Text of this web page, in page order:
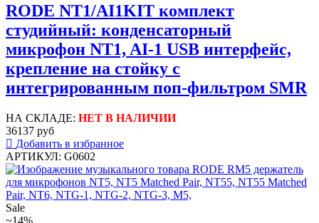
RODE NT1/AI1KIT комплект
студийный: конденсаторный
микрофон NT1, AI-1 USB интерфейс,
крепление на стойку с
интегрированным поп-фильтром SMR
НА СКЛАДЕ: НЕТ В НАЛИЧИИ
36137 руб
Добавить в избранное
АРТИКУЛ: G0602
Sale
~14%